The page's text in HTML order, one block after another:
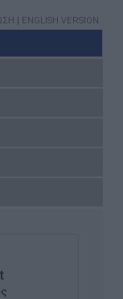
| ENGLISH VERSION